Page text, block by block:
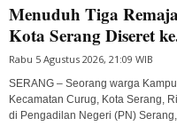
Menuduh Tiga
Kota Serang Diseret
Rabu 5 Agustus 2026, 21:09 WIB
SERANG – Seorang warga
Kecamatan Curug, Kota Serang,
di Pengadilan Negeri (PN) Serang,